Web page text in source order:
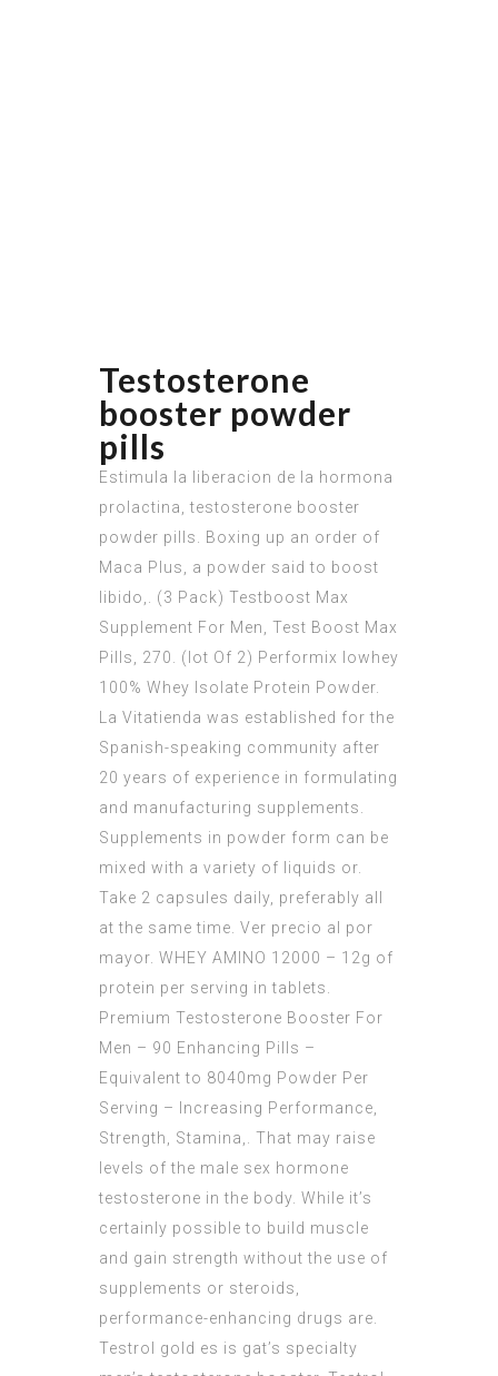
Testosterone
booster powder
pills
Estimula la liberacion de la hormona
prolactina, testosterone booster
powder pills. Boxing up an order of
Maca Plus, a powder said to boost
libido,. (3 Pack) Testboost Max
Supplement For Men, Test Boost Max
Pills, 270. (lot Of 2) Performix Iowhey
100% Whey Isolate Protein Powder.
La Vitatienda was established for the
Spanish-speaking community after
20 years of experience in formulating
and manufacturing supplements.
Supplements in powder form can be
mixed with a variety of liquids or.
Take 2 capsules daily, preferably all
at the same time. Ver precio al por
mayor. WHEY AMINO 12000 – 12g of
protein per serving in tablets.
Premium Testosterone Booster For
Men – 90 Enhancing Pills –
Equivalent to 8040mg Powder Per
Serving – Increasing Performance,
Strength, Stamina,. That may raise
levels of the male sex hormone
testosterone in the body. While it’s
certainly possible to build muscle
and gain strength without the use of
supplements or steroids,
performance-enhancing drugs are.
Testrol gold es is gat’s specialty